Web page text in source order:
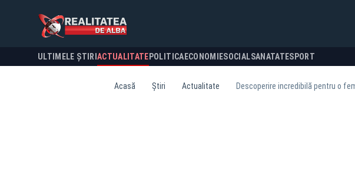
ULTIMELE ȘTIRI ACTUALITATE POLITICA ECONOMIESOCIALSANATATESPORT
Acasă Știri Actualitate Descoperire incredibilă pentru o